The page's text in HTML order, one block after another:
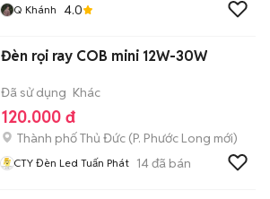
Q Khánh 4.0
Đèn rọi ray COB mini 12W-30W
Đã sử dụng Khác
120.000 đ
Thành phố Thủ Đức (P. Phước Long mới)
CTY Đèn Led Tuấn Phát 14đã bán